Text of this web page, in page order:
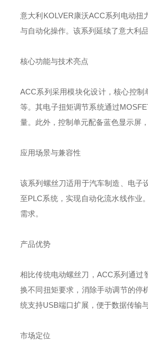
意大利KOLVER康沃ACC系列电动
与自动化操作。该系列延续了意大利
核心功能与技术亮点‌
ACC系列采用模块化设计，核心控
等。其电子扭矩调节系统通过
量。此外，控制单元配备蓝色显示屏
应用场景与兼容性‌
该系列螺丝刀适用于汽车制造、电子
至PLC系统，实现自动化流水线作业
需求。
产品优势‌
相比传统电动螺丝刀，ACC系列通过
换不同扭矩要求，消除手动调节的停
统支持USB端口扩展，便于数据传输
市场定位‌